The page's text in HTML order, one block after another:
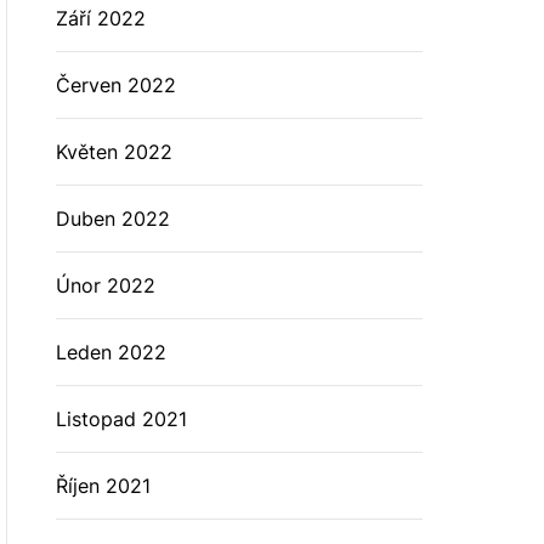
Září 2022
Červen 2022
Květen 2022
Duben 2022
Únor 2022
Leden 2022
Listopad 2021
Říjen 2021